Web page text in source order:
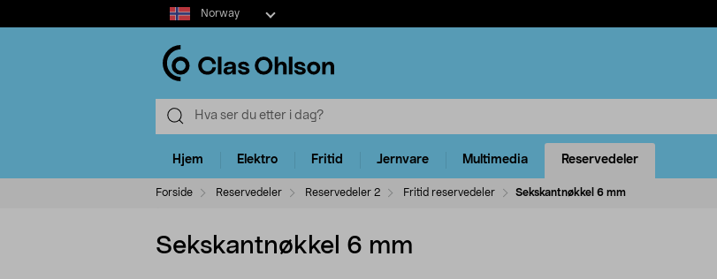
Select
market
Norway
Hjem Elektro Fritid Jernvare Multimedia Reservedeler
Forside Reservedeler Reservedeler 2 Fritid reservedeler Sekskantnøkkel 6 mm
Sekskantnøkkel 6 mm